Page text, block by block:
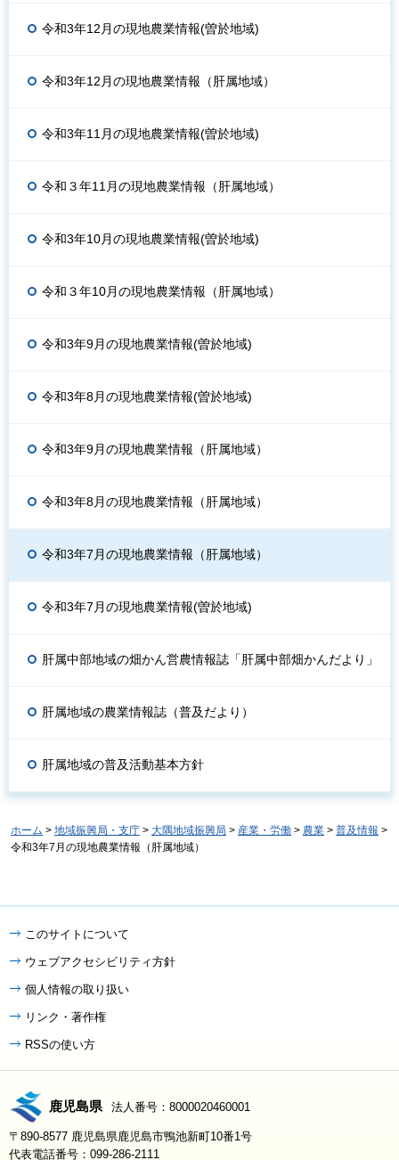
令和3年12月の現地農業情報(曽於地域)
令和3年12月の現地農業情報（肝属地域）
令和3年11月の現地農業情報(曽於地域)
令和３年11月の現地農業情報（肝属地域）
令和3年10月の現地農業情報(曽於地域)
令和３年10月の現地農業情報（肝属地域）
令和3年9月の現地農業情報(曽於地域)
令和3年8月の現地農業情報(曽於地域)
令和3年9月の現地農業情報（肝属地域）
令和3年8月の現地農業情報（肝属地域）
令和3年7月の現地農業情報（肝属地域）
令和3年7月の現地農業情報(曽於地域)
肝属中部地域の畑かん営農情報誌「肝属中部畑かんだより」
肝属地域の農業情報誌（普及だより）
肝属地域の普及活動基本方針
ホーム > 地域振興局・支庁 > 大隅地域振興局 > 産業・労働 > 農業 > 普及情報 >
令和3年7月の現地農業情報（肝属地域）
このサイトについて
ウェブアクセシビリティ方針
個人情報の取り扱い
リンク・著作権
RSSの使い方
鹿児島県 法人番号：8000020460001
〒890-8577 鹿児島県鹿児島市鴨池新町10番1号
代表電話番号：099-286-2111